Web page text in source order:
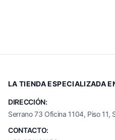
LA TIENDA ESPECIALIZADA
DIRECCIÓN:
Serrano 73 Oficina 1104, Piso 11,
CONTACTO: